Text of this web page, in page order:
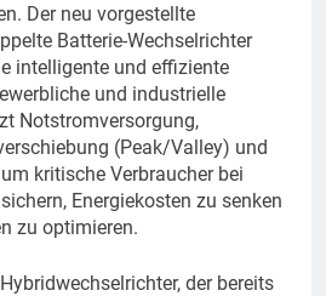
Der neu vorgestellte
Batterie-Wechselrichter
intelligente und effiziente
und industrielle
Notstromversorgung,
(Peak/Valley) und
kritische Verbraucher bei
Energiekosten zu senken
zu optimieren.
der bereits